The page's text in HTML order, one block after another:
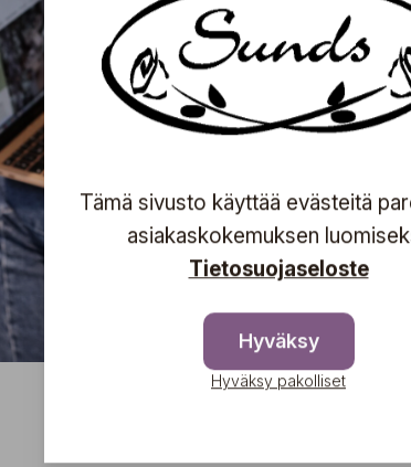
Tämä sivusto käyttää evästeitä
asiakaskokemuksen
Tietosuojaseloste
Hyväksy
Hyväksy pakolliset